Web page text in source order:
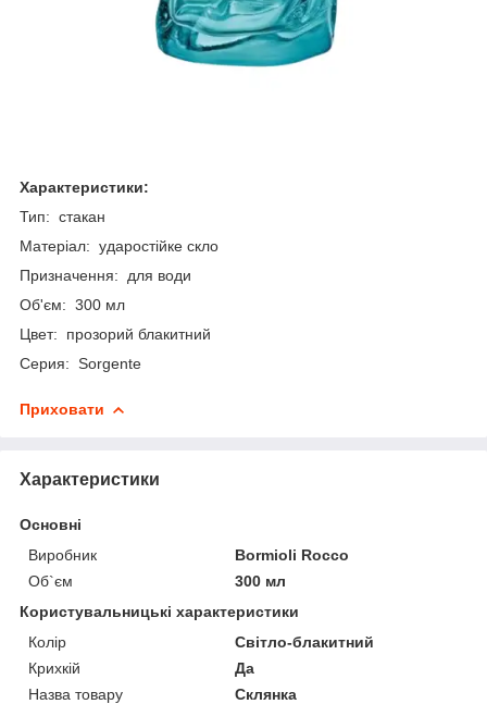
Характеристики:
Тип: стакан
Матеріал: ударостійке скло
Призначення: для води
Об'єм: 300 мл
Цвет: прозорий блакитний
Серия: Sorgente
Приховати
Характеристики
Основні
Виробник
Bormioli Rocco
Об`єм
300 мл
Користувальницькі характеристики
Колір
Світло-блакитний
Крихкій
Да
Назва товару
Склянка